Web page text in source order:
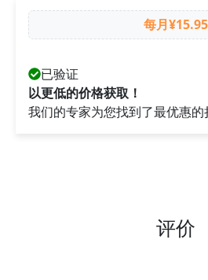
每月¥15.95
已验证
以更低的价格获取！
我们的专家为您找到了最优惠的
评价